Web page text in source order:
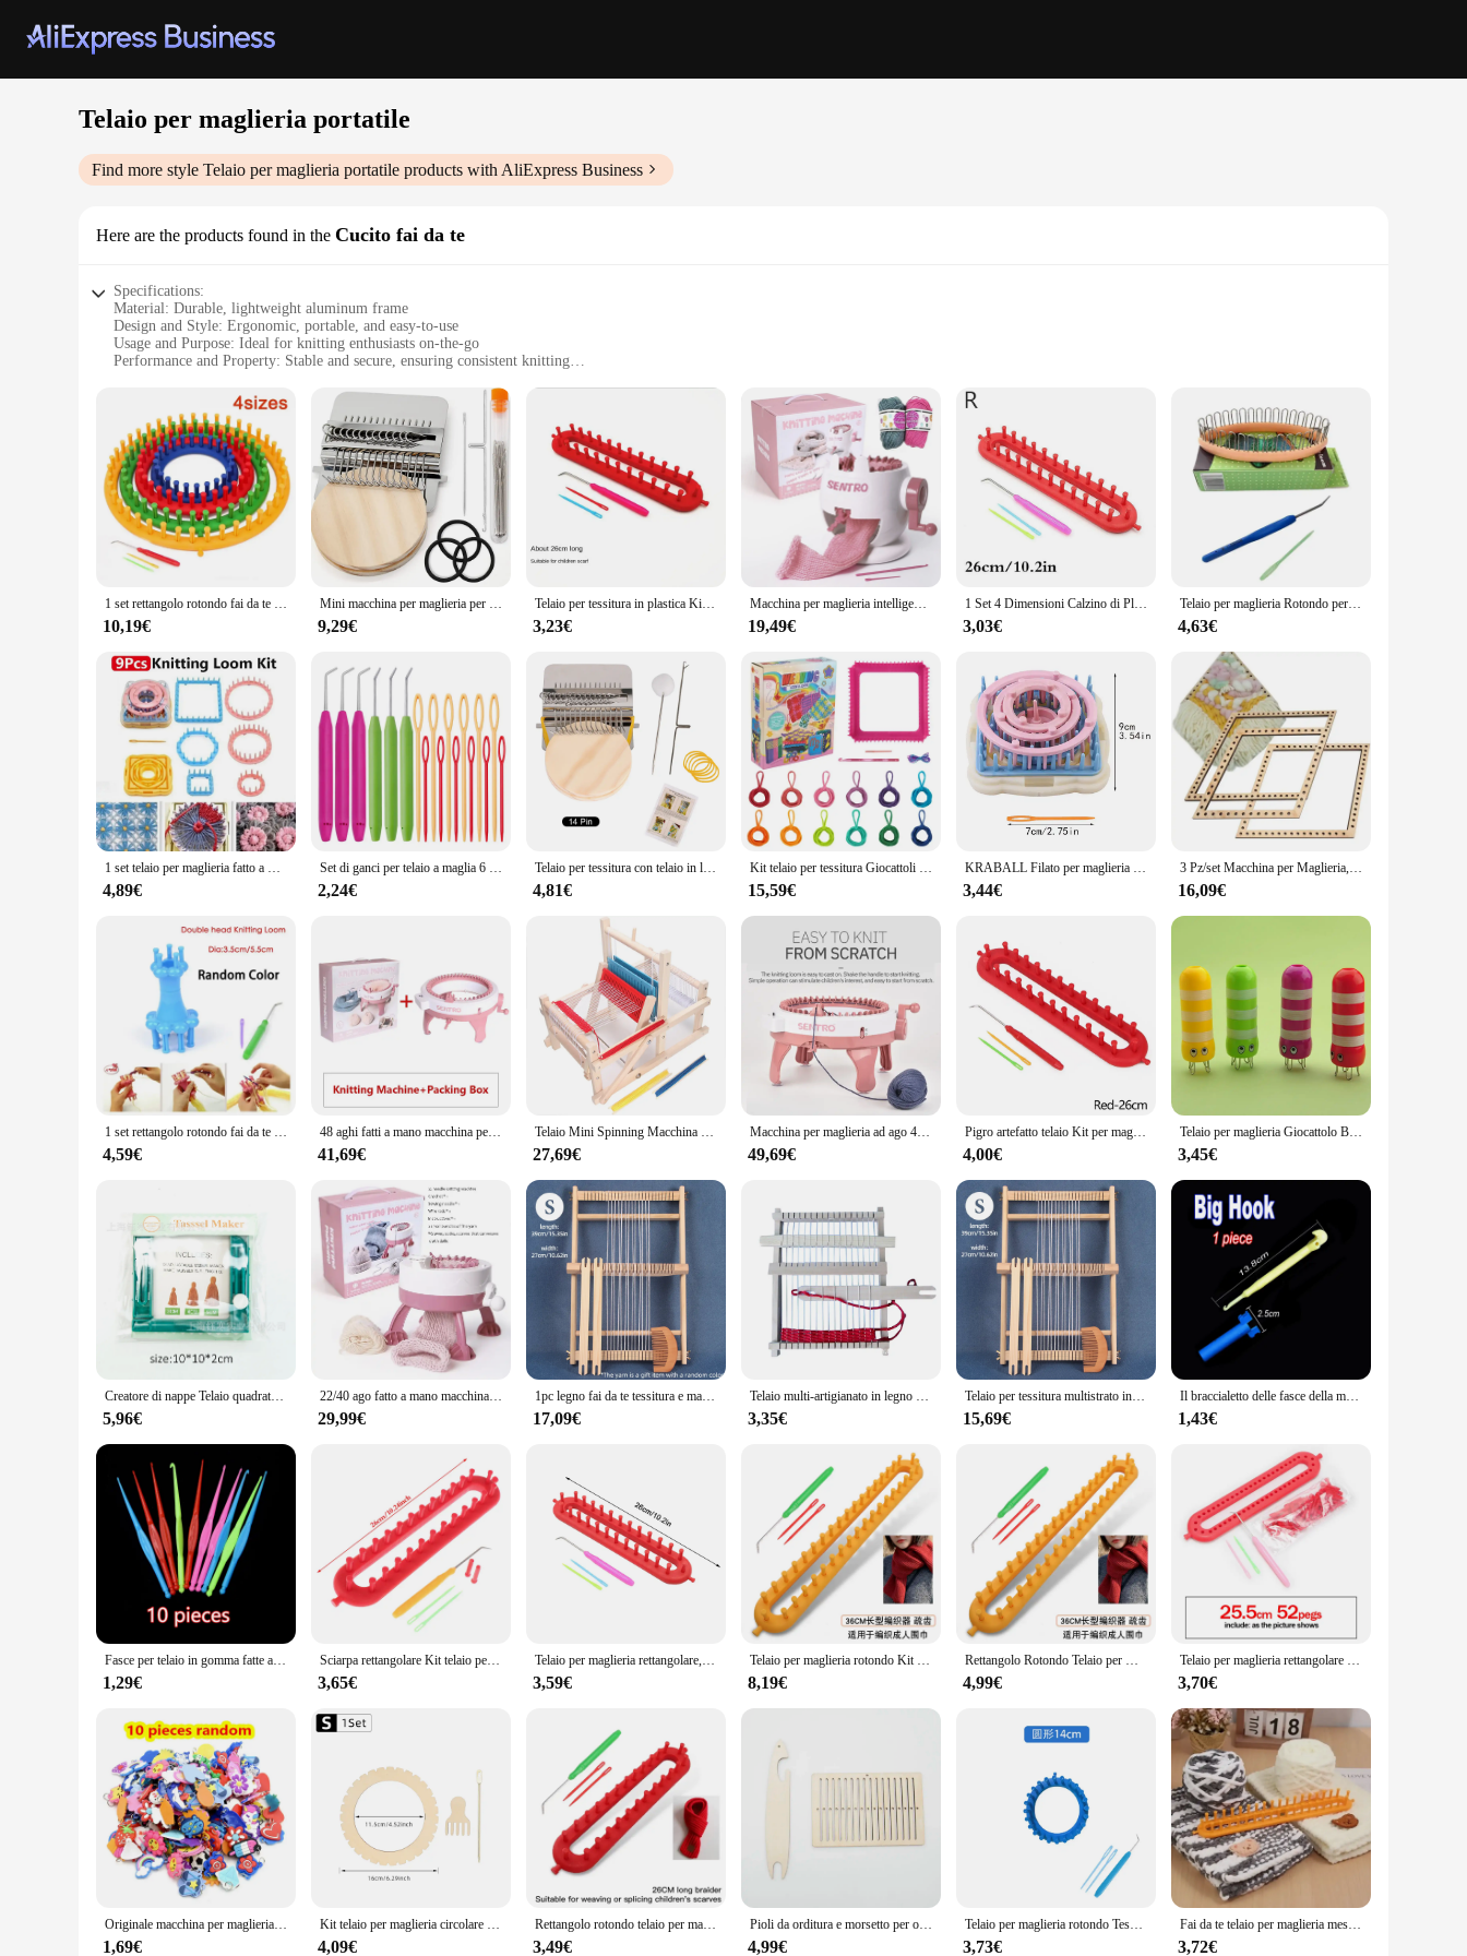
Telaio per maglieria portatile
Find more style Telaio per maglieria portatile products with AliExpress Business
Here are the products found in the Cucito fai da te
Specifications:
Material: Durable, lightweight aluminum frame
Design and Style: Ergonomic, portable, and easy-to-use
Usage and Purpose: Ideal for knitting enthusiasts on-the-go
Performance and Property: Stable and secure, ensuring consistent knitting
Shape or Size or Weight or Quantity: Compact and lightweight, suitable for travel
Features:
|Wholesale|Vendors|
**Optimized for Portability and Craftsmanship**
The Telaio per maglieria portatile, or portable knitting frame, is a must-have for knitters who are always on the move. Designed with a focus on portability, this lightweight aluminum frame is
engineered to withstand the rigors of frequent travel without compromising on quality. The sleek design and ergonomic features make it a pleasure to use, ensuring that even the most intricate knitting
patterns can be completed with ease.
**Versatile and Adaptable for Every Knitter**
Whether you're a seasoned knitter or just starting out, this versatile tool is perfect for a range of projects. Its adaptability makes it suitable for both small and large-scale knitting endeavors, catering to
a variety of knitting techniques and materials. The set includes all the necessary components, making it a complete solution for your knitting needs. The lightweight and compact design mean it can be
easily stored in a backpack or luggage, ensuring that your knitting projects can accompany you wherever you go.
**Adaptable for Different Scenarios**
This Telaio per maglieria portatile is not just a tool for knitting, it's a companion for knitters. It's perfect for those who enjoy crafting in different environments, from cozy cafes to tranquil parks. The
ease of use and quick setup make it ideal for impromptu knitting sessions, allowing you to craft on the go without the need for a dedicated workspace. Its durability and stability ensure that your
knitting projects remain consistent, whether you're working on a simple scarf or an intricate lace shawl. With this portable knitting frame, the possibilities for your crafting adventures are endless.
1 set rettangolo rotondo fai da te telaio per maglieria sciarpa maglione cappello scialle cuciture maglia artigianale tessitura intrecciata strumento
10,19€
Mini macchina per maglieria per rammendo Macchine per telaio piccolo Utensili facili da trasportare Piccola macchina per maglieria per uso domestico per rammendare calzini
9,29€
Telaio per tessitura in plastica Kit per maglieria durevole portatile fatto a mano mestiere rettangolo lana Knitter fai da te macchina fai da te strumenti per cucire
3,23€
Macchina per maglieria intelligente a 22 aghi, macchina per telaio a maglia rotante con doppio telaio per adulti o bambini, kit telaio rotondo per maglieria
19,49€
1 Set 4 Dimensioni Calzino di Plastica Cappello Sciarpa Sciarpe Creatore Telaio per tessitura Telaio per maglieria Kit per maglieria Accessori per cucire portatili fai da te
3,03€
Telaio per maglieria Rotondo per maglieria Calzino Strumenti per maglieria con uncinetto e ago Telaio portatile Strumenti per maglieria all'uncinetto
4,63€
1 set telaio per maglieria fatto a mano cucito cucito fai da te casa lana lavorata a maglia giocattolo modello margherita creatore strumento artigianale
4,89€
Set di ganci per telaio a maglia 6 pezzi Gancio per telaio a maglia con ferri da maglia in plastica Kit di ganci per ago all'uncinetto Colore casuale
2,24€
Telaio per tessitura con telaio in legno per arazzi manuali, telaio per rammendo, telaio piccolo per rammendo vestiti e jeans, strumenti per maglieria con cornice piccola
4,81€
Kit telaio per tessitura Giocattoli per bambini e adulti Anelli presina Artigianato per ragazze dai 6 ai 12 anni Set per maglieria portapentole Crea 6 capolavori
15,59€
KRABALL Filato per maglieria Telaio Fiore Margherita Strumenti Filato Tessuto Modello Maker Set Strumento artigianale fai da te Cucitura Macchina manuale per maglieria
3,44€
3 Pz/set Macchina per Maglieria, In Legno di Pino Rombo Tessitura Macchina Mini di Lavoro A Maglia Telaio Arazzo FAI DA TE Telaio per Maglieria Coperta Sciarpa Telaio
16,09€
1 set rettangolo rotondo fai da te telaio per maglieria sciarpa maglione cappello scialle cuciture maglia artigianale tessitura intrecciata strumento
4,59€
48 aghi fatti a mano macchina per maglieria cilindro telaio di lana sciarpa maglione cappello calzini bambini adulti artefatto pigro regalo di Natale
41,69€
Telaio Mini Spinning Macchina per maglieria Fatta a mano Fai da te Realizzazione di giocattoli educativi per studenti adulti in legno intrecciati a mano per bambini
27,69€
Macchina per maglieria ad ago 40/48, sciarpa per maglieria fai-da-te, calzini con cappuccio, piastra per maglieria, doppio telaio rotante, regalo per adulti/bambini
49,69€
Pigro artefatto telaio Kit per maglieria macchina fai da te strumenti per cucire Pompon calzini cappello sciarpa cuciture artigianato fatto a mano strumenti per maglieria inverno
4,00€
Telaio per maglieria Giocattolo Bobina Telaio per maglieria Telaio artigianale Strumenti per corda Filato Ape Calzini Macchina Filato Decor Vestiti all'uncinetto Feltro Strumento artigianale
3,45€
Creatore di nappe Telaio quadrato in plastica Fluff Ball Weaver Lana Filato per maglieria Strumenti artigianali per maglieria all'uncinetto
5,96€
22/40 ago fatto a mano macchina per maglieria cilindro telaio di lana sciarpa maglione cappello calzini bambini adulti artefatto pigro regalo di natale
29,99€
1pc legno fai da te tessitura e maglieria telaio macchina, telaio in legno strumento lavorato a maglia, creazione di decorazioni nappe arazzi e strumenti per cucire tappeti
17,09€
Telaio multi-artigianato in legno 21,5x16,5x3 cm Telaio per tessitura fai-da-te Strumento tessuto regolabile fatto a mano per principianti Giocattolo intellettuale per bambini
3,35€
Telaio per tessitura multistrato in legno QJH 19,6" L x 15,3" L Ordito ​ Telaio ​ Barra per siepe con telaio per tessuto, arazzo per bambini principianti
15,69€
Il braccialetto delle fasce della macchina per maglieria in gomma del telaio realizza il braccialetto con allacciatura intrecciata, giocattoli fai da te, regalo per bambini o capelli all'ingrosso
1,43€
Fasce per telaio in gomma fatte a mano Strumento per tessitura Bracciale fai da te Treccia Macchina per maglieria Bracciale con corde elastiche Strumento per realizzare braccialetti a fascia
1,29€
Sciarpa rettangolare Kit telaio per maglieria Set sciarpe ad ago per cucire strumento artigianale fai da te
3,65€
Telaio per maglieria rettangolare, sciarpa per tessitura, maglione, scialle, cuciture, macchina per maglieria, strumento per intrecciare artigianale fatto a mano fai-da-te
3,59€
Telaio per maglieria rotondo Kit di filati artigianali strumento fai-da-te uncinetti ferri da maglia cappello sciarpa scialle maglione calzino coperte Knitter
8,19€
Rettangolo Rotondo Telaio per maglieria Tessitura Sciarpa Maglione Cappello Scialle Cucitura Macchina per maglieria Fai da te Strumento per intrecciare artigianale fatto a mano TJ4905
4,99€
Telaio per maglieria rettangolare in plastica, sciarpa, cappelli, strumenti per creare uncinetto fai da te, amanti dell'artigianato fatto a mano - 26/36/47/58 cm di lunghezza per principianti
3,70€
Originale macchina per maglieria tessuto elastici telaio allacciatura strumento per tessitura fatto a mano fai da te braccialetto intrecciato giocattolo per bambini per bambini ragazze
1,69€
Kit telaio per maglieria circolare in legno di faggio 1 pz-strumento per tessitura fai da te per la creazione di artigianato, uncinetto e coperta-giallo chiaro, taglie S/M/L
4,09€
Rettangolo rotondo telaio per maglieria tessitura sciarpa maglione cappello scialle cuciture macchina per maglieria fai da te strumento per intrecciare artigianale fatto a mano
3,49€
Pioli da orditura e morsetto per orditura, pioli per telaio per tessitura kit di telai per tessitura, forniture per tessitura intrecciata strumenti artigianali fai da te
4,99€
Telaio per maglieria rotondo Tessitura fatta a mano Sciarpa Maglione Cappello Scialle Cucito Macchina per maglieria Strumento per intrecciare artigianale fatto a mano fai-da-te Casuale
3,73€
Fai da te telaio per maglieria mestiere rettangolare fatto a mano cappello di lana maglione Weaver strumento manico all'uncinetto strumento di tessitura lavoro a maglia fai da te uncinetto
3,72€